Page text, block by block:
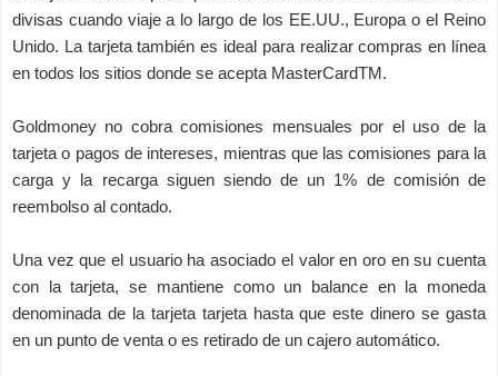
divisas cuando viaje a lo largo de los EE.UU., Europa o el Reino
Unido. La tarjeta también es ideal para realizar compras en línea
en todos los sitios donde se acepta MasterCardTM.
Goldmoney no cobra comisiones mensuales por el uso de la
tarjeta o pagos de intereses, mientras que las comisiones para la
carga y la recarga siguen siendo de un 1% de comisión de
reembolso al contado.
Una vez que el usuario ha asociado el valor en oro en su cuenta
con la tarjeta, se mantiene como un balance en la moneda
denominada de la tarjeta tarjeta hasta que este dinero se gasta
en un punto de venta o es retirado de un cajero automático.